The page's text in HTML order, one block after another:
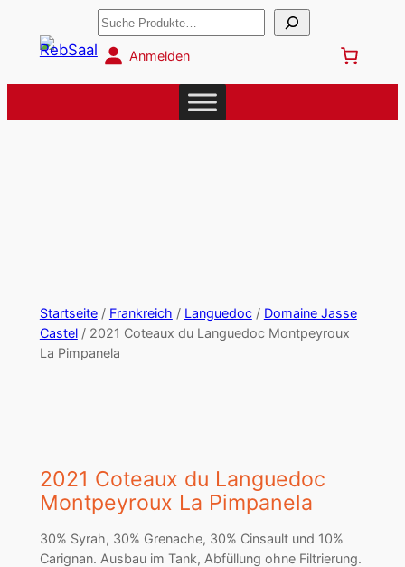
Suchen
Anmelden
Startseite/ Frankreich / Languedoc/ Domaine Jasse
Castel/ 2021 Coteaux du Languedoc Montpeyroux
La Pimpanela
2021 Coteaux du Languedoc
Montpeyroux La Pimpanela
30% Syrah, 30% Grenache, 30% Cinsault und 10%
Carignan. Ausbau im Tank, Abfüllung ohne Filtrierung.